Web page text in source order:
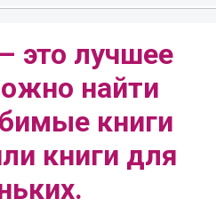
это лучшее
найти
книги
книги для